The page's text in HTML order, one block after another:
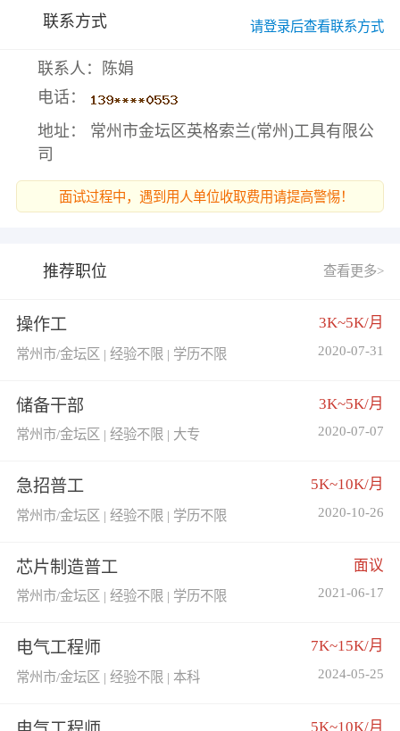
联系方式 请登录后查看联系方式
联系人：陈娟
电话：
地址： 常州市金坛区英格索兰(常州)工具有限公
司
面试过程中，遇到用人单位收取费用请提高警惕！
推荐职位 查看更多>
操作工 3K~5K/月
常州市/金坛区 | 经验不限 | 学历不限 2020-07-31
储备干部 3K~5K/月
常州市/金坛区 | 经验不限 | 大专 2020-07-07
急招普工 5K~10K/月
常州市/金坛区 | 经验不限 | 学历不限 2020-10-26
芯片制造普工 面议
常州市/金坛区 | 经验不限 | 学历不限 2021-06-17
电气工程师 7K~15K/月
常州市/金坛区 | 经验不限 | 本科 2024-05-25
5K~10K/月